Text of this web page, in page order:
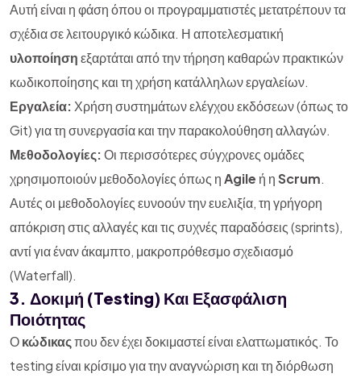
Αυτή είναι η φάση όπου οι προγραμματιστές μετατρέπουν τα
σχέδια σε λειτουργικό κώδικα. Η αποτελεσματική
υλοποίησηεξαρτάται από την τήρηση καθαρών πρακτικών
κωδικοποίησης και τη χρήση κατάλληλων εργαλείων.
Εργαλεία: Χρήση συστημάτων ελέγχου εκδόσεων (όπως το
Git) για τη συνεργασία και την παρακολούθηση αλλαγών.
Μεθοδολογίες:Οι περισσότερες σύγχρονες ομάδες
χρησιμοποιούν μεθοδολογίες όπως ηAgile ή ηScrum.
Αυτές οι μεθοδολογίες ευνοούν την ευελιξία, τη γρήγορη
απόκριση στις αλλαγές και τις συχνές παραδόσεις (sprints),
αντί για έναν άκαμπτο, μακροπρόθεσμο σχεδιασμό
(Waterfall).
3. Δοκιμή (Testing) Και Εξασφάλιση
Ποιότητας
Οκώδικαςπου δεν έχει δοκιμαστεί είναι ελαττωματικός. Το
testing είναι κρίσιμο για την αναγνώριση και τη διόρθωση